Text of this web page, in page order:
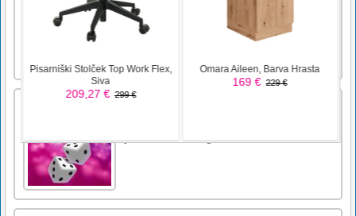
Izberite enega od načinov za igro, ki ste ga
predhodno izbrali, in začnite igrati. Povlecite
ustvarite s [...]
poskusite v 13 krogih zbrati čim več točk!